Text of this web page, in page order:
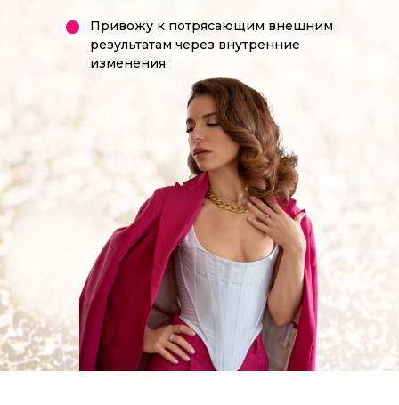
Привожу к потрясающим внешним
результатам через внутренние
изменения